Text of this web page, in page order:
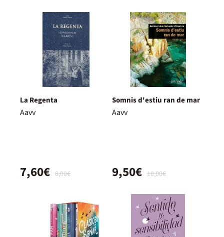
La Regenta
Aavv
8,00€
7,60€
Somnis d'estiu ran de mar
Aavv
10,00€
9,50€